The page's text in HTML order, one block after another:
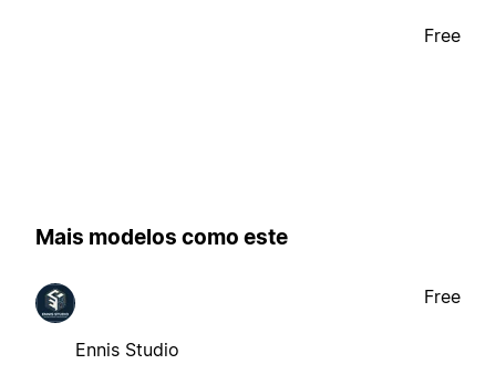
Free
Mais modelos como este
Ennis Studio
Free